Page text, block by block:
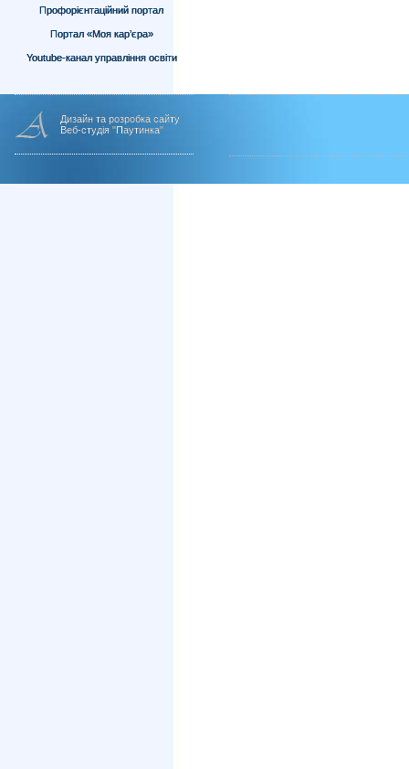
Профорієнтаційний портал
Портал «Моя кар’єра»
Youtube-канал управління освіти
Дизайн та розробка сайту
Веб-студія "Паутинка"